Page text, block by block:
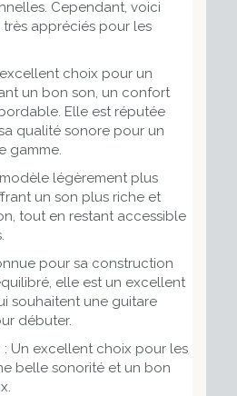
Cependant, voici
appréciés pour les
choix pour un
un bon son, un confort
Elle est réputée
qualité sonore pour un
gamme.
légèrement plus
un son plus riche et
tout en restant accessible
pour sa construction
elle est un excellent
souhaitent une guitare
débuter.
: Un excellent choix pour les
belle sonorité et un bon